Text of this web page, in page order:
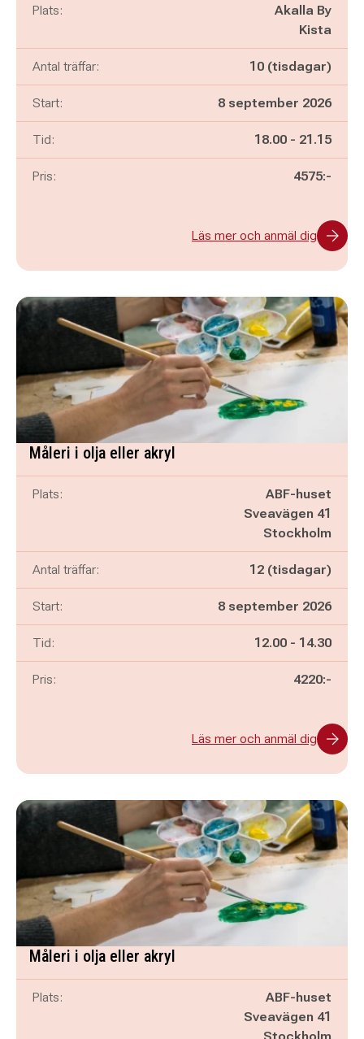
Plats:
Akalla By
Kista
Antal träffar: 10 (tisdagar)
Start: 8 september 2026
Tid: Pågår mellan
18.00 - och
21.15
Pris: 4575:-
Läs mer och anmäl dig
Måleri i olja eller akryl
Plats:
ABF-huset
Sveavägen 41
Stockholm
Antal träffar: 12 (tisdagar)
Start: 8 september 2026
Tid: Pågår mellan
12.00 - och
14.30
Pris: 4220:-
Läs mer och anmäl dig
Måleri i olja eller akryl
Plats:
ABF-huset
Sveavägen 41